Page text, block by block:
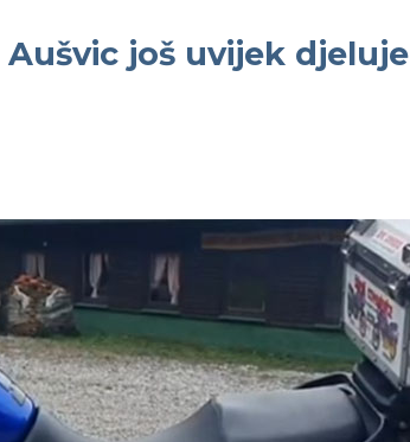
još uvijek djeluje